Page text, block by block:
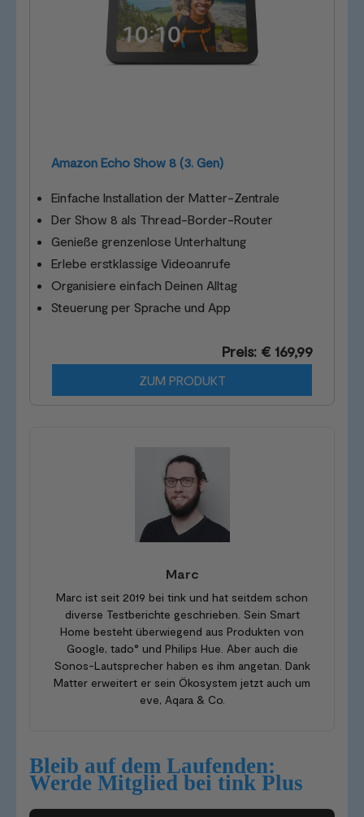
Amazon Echo Show 8 (3. Gen)
Einfache Installation der Matter-Zentrale
Der Show 8 als Thread-Border-Router
Genieße grenzenlose Unterhaltung
Erlebe erstklassige Videoanrufe
Organisiere einfach Deinen Alltag
Steuerung per Sprache und App
Preis: € 169,99
ZUM PRODUKT
Marc
Marc ist seit 2019 bei tink und hat seitdem schon
diverse Testberichte geschrieben. Sein Smart
Home besteht überwiegend aus Produkten von
Google, tado° und Philips Hue. Aber auch die
Sonos-Lautsprecher haben es ihm angetan. Dank
Matter erweitert er sein Ökosystem jetzt auch um
eve, Aqara & Co.
Bleib auf dem Laufenden:
Werde Mitglied bei tink Plus